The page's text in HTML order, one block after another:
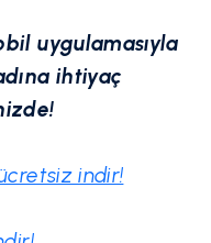
uygulamasıyla
ihtiyaç
indir!